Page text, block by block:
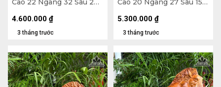
Cao 22 Ngang 32 Sâu 2
3 tháng trước
4.600.000 ₫
Cao 20 Ngang 27 Sâu 15
3 tháng trước
5.300.000 ₫